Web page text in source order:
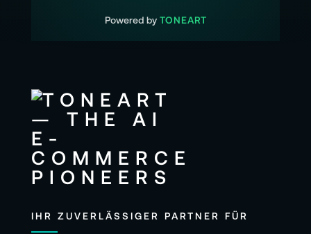
Powered by TONEART
IHR ZUVERLÄSSIGER PARTNER FÜR